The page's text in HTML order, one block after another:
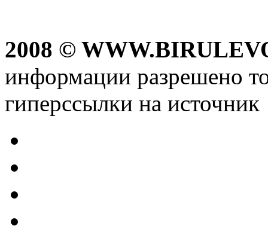
2008 ©
информации разрешено
гиперссылки на источник